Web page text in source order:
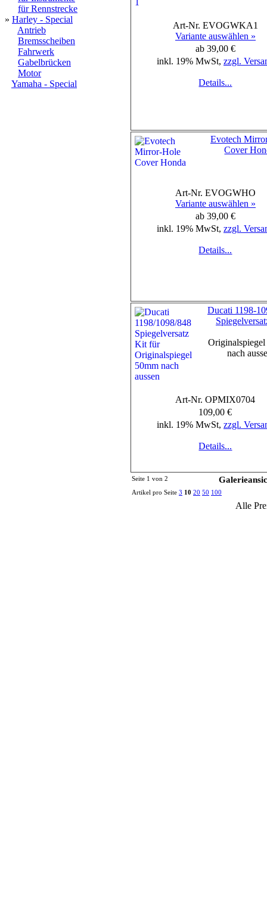
für Rennstrecke
» Harley - Special
Antrieb
Bremsscheiben
Fahrwerk
Gabelbrücken
Motor
Yamaha - Special
Art-Nr. EVOGWKA1
Variante auswählen »
ab 39,00 €
inkl. 19% MwSt, zzgl.
Details...
Evotech
Cover
Art-Nr. EVOGWHO
Variante auswählen »
ab 39,00 €
inkl. 19% MwSt, zzgl.
Details...
Ducati 1198-
nach
Art-Nr. OPMIX0704
109,00 €
inkl. 19% MwSt, zzgl.
Details...
Seite 1 von 2
Artikel pro Seite 3 10 20 50 100
Alle